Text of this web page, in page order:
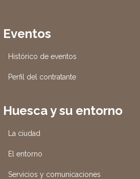
Eventos
Histórico de eventos
Perfil del contratante
Huesca y su entorno
La ciudad
El entorno
Servicios y comunicaciones